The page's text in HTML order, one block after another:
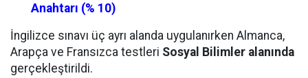
Anahtarı (% 10)
İngilizce sınavı üç ayrı alanda uygulanırken Almanca,
Arapça ve Fransızca testleri Sosyal Bilimler alanında
gerçekleştirildi.